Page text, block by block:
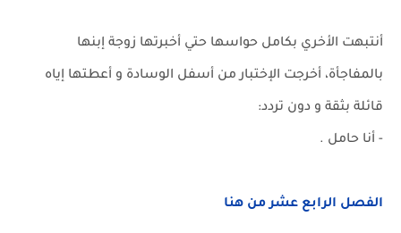
أنتبهت الأخري بكامل حواسها حتي أخبرتها زوجة إبنها
بالمفاجأة، أخرجت الإختبار من أسفل الوسادة و أعطتها إياه
قائلة بثقة و دون تردد:
- أنا حامل .
الفصل الرابع عشر من هنا